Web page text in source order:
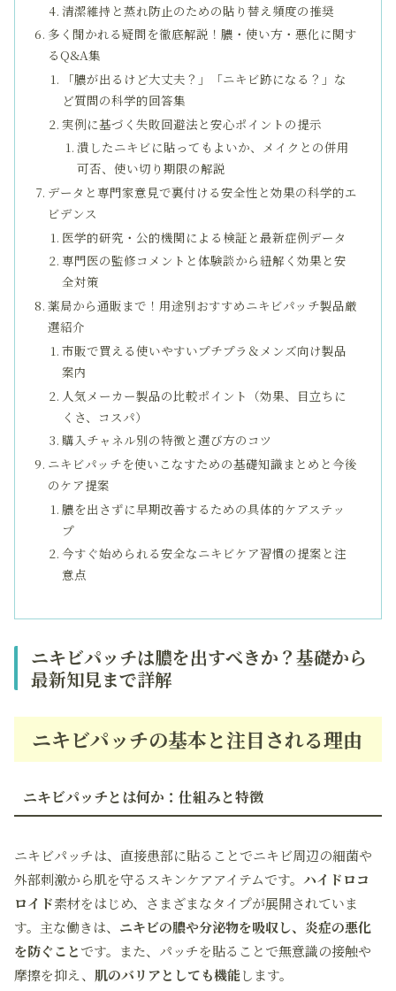
清潔維持と蒸れ防止のための貼り替え頻度の推奨
多く聞かれる疑問を徹底解説！膿・使い方・悪化に関す
るQ&A集
「膿が出るけど大丈夫？」「ニキビ跡になる？」な
ど質問の科学的回答集
実例に基づく失敗回避法と安心ポイントの提示
潰したニキビに貼ってもよいか、メイクとの併用
可否、使い切り期限の解説
データと専門家意見で裏付ける安全性と効果の科学的エ
ビデンス
医学的研究・公的機関による検証と最新症例データ
専門医の監修コメントと体験談から紐解く効果と安
全対策
薬局から通販まで！用途別おすすめニキビパッチ製品厳
選紹介
市販で買える使いやすいプチプラ＆メンズ向け製品
案内
人気メーカー製品の比較ポイント（効果、目立ちに
くさ、コスパ）
購入チャネル別の特徴と選び方のコツ
ニキビパッチを使いこなすための基礎知識まとめと今後
のケア提案
膿を出さずに早期改善するための具体的ケアステッ
プ
今すぐ始められる安全なニキビケア習慣の提案と注
意点
ニキビパッチは膿を出すべきか？基礎から
最新知見まで詳解
ニキビパッチの基本と注目される理由
ニキビパッチとは何か：仕組みと特徴
ニキビパッチは、直接患部に貼ることでニキビ周辺の細菌や
外部刺激から肌を守るスキンケアアイテムです。 ハイドロコ
ロイド素材をはじめ、さまざまなタイプが展開されていま
す。主な働きは、 ニキビの膿や分泌物を吸収し、炎症の悪化
を防ぐことです。また、パッチを貼ることで無意識の接触や
摩擦を抑え、 肌のバリアとしても機能します。